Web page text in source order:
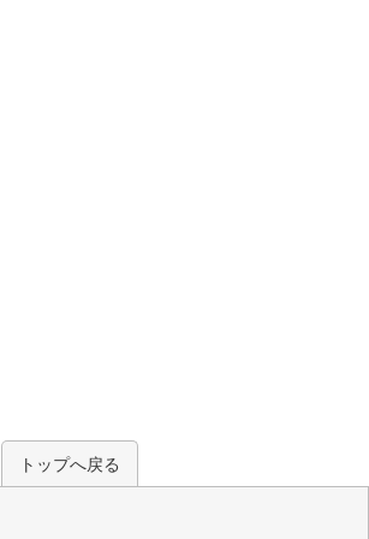
トップへ戻る